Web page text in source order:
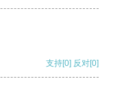
支持[0] 反对[0]